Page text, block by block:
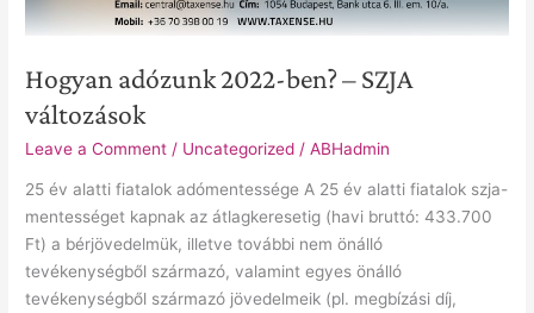
Hogyan adózunk 2022-ben? – SZJA
változások
Leave a Comment / Uncategorized /ABHadmin
25 év alatti fiatalok adómentessége A 25 év alatti fiatalok szja-
mentességet kapnak az átlagkeresetig (havi bruttó: 433.700
Ft) a bérjövedelmük, illetve további nem önálló
tevékenységből származó, valamint egyes önálló
tevékenységből származó jövedelmeik (pl. megbízási díj,